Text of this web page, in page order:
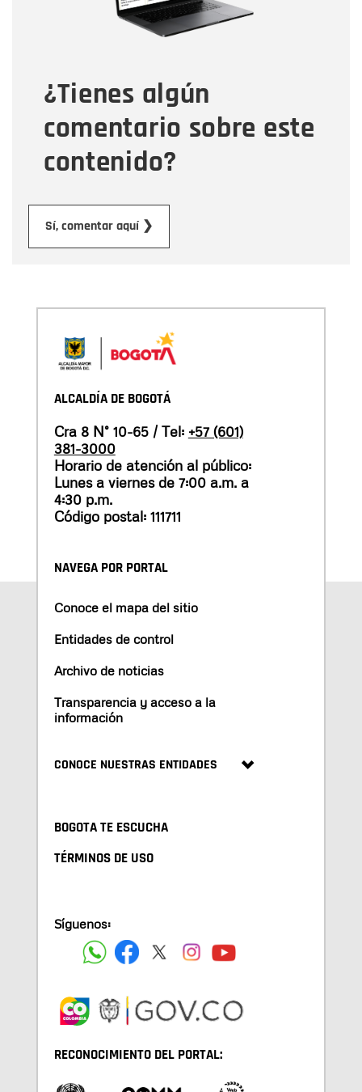
¿Tienes algún
comentario sobre este
contenido?
Sí, comentar aquí ❯
Tipo de comentario
Mensaje
ALCALDÍA DE BOGOTÁ
Cra 8 N° 10-65 / Tel: +57 (601)
381-3000
Horario de atención al público:
Lunes a viernes de 7:00 a.m. a
4:30 p.m.
Código postal: 111711
NAVEGA POR PORTAL
Conoce el mapa del sitio
Entidades de control
Archivo de noticias
Transparencia y acceso a la
información
CONOCE NUESTRAS ENTIDADES
BOGOTA TE ESCUCHA
TÉRMINOS DE USO
Síguenos:
RECONOCIMIENTO DEL PORTAL: